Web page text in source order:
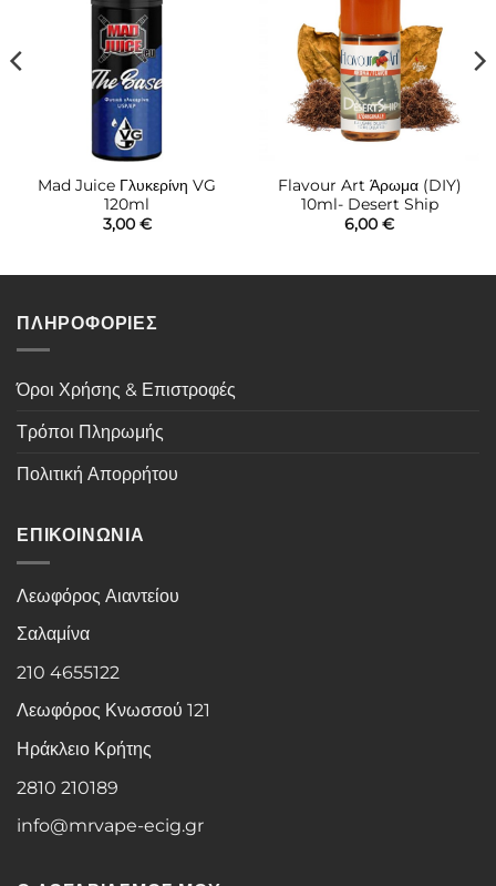
Mad Juice Γλυκερίνη VG
120ml
3,00 €
επιθυμιών
Flavour Art Άρωμα (DIY)
10ml- Desert Ship
6,00 €
ΠΛΗΡΟΦΟΡΙΕΣ
Όροι Χρήσης & Επιστροφές
Τρόποι Πληρωμής
Πολιτική Απορρήτου
ΕΠΙΚΟΙΝΩΝΙΑ
Λεωφόρος Αιαντείου
Σαλαμίνα
210 4655122
Λεωφόρος Κνωσσού 121
Ηράκλειο Κρήτης
2810 210189
info@mrvape-ecig.gr